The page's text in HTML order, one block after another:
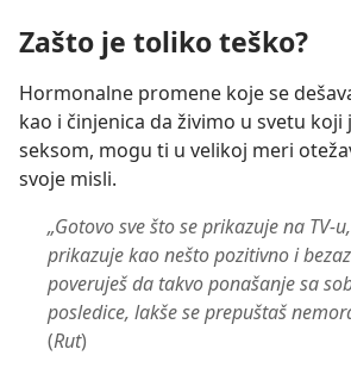
Zašto je toliko teško?
Hormonalne promene koje se
kao i činjenica da živimo u svetu
seksom, mogu ti u velikoj meri
svoje misli.
„Gotovo sve što se prikazuje na TV-
prikazuje kao nešto pozitivno i
poveruješ da takvo ponašanje sa
posledice, lakše se prepuštaš
(Rut)